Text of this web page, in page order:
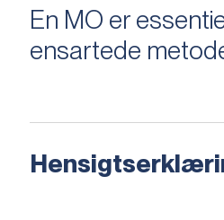
En MO er
ensartede